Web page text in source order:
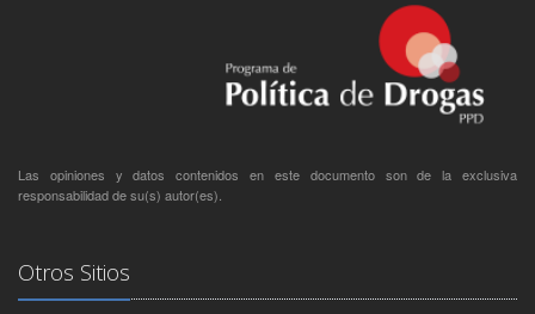
Las opiniones y datos contenidos en este documento son de la exclusiva
responsabilidad de su(s) autor(es).
Otros Sitios